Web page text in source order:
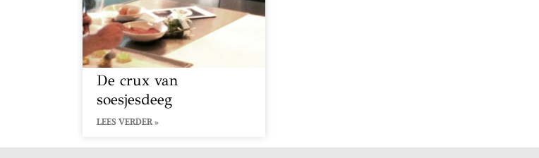
De crux van
soesjesdeeg
LEES VERDER »